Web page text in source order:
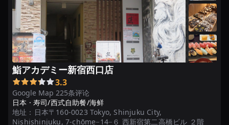
鮨アカデミー新宿西口店
Google Map 225条评论
3.3
日本 · 寿司/西式自助餐/海鲜
地址： 日本〒160-0023 Tokyo, Shinjuku City,
Nishishinjuku, 7-chōme−14−６ 西新宿第二高橋ビル ２階